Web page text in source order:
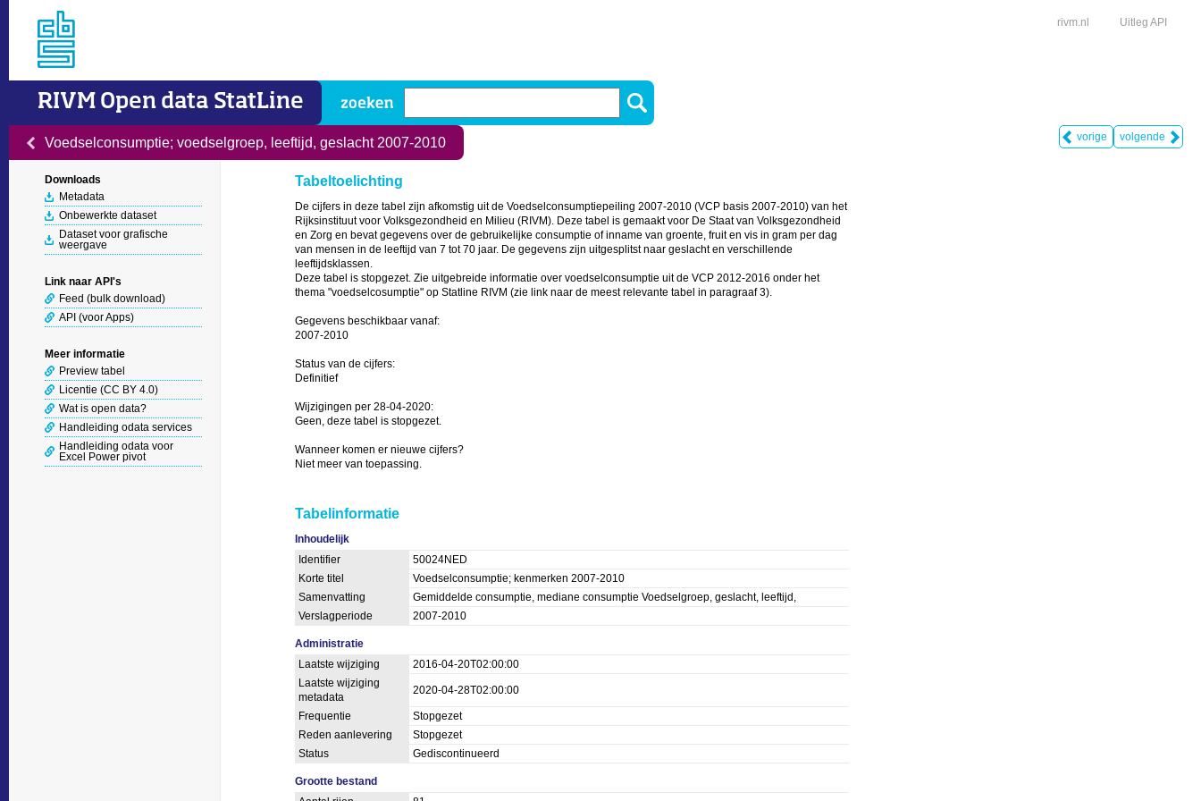
rivm.nl Uitleg API
RIVM Open data StatLine
Voedselconsumptie; voedselgroep, leeftijd, geslacht 2007-2010 vorige volgende
Tabeltoelichting
De cijfers in deze tabel zijn afkomstig uit de Voedselconsumptiepeiling 2007-2010 (VCP basis 2007-2010) van het
Rijksinstituut voor Volksgezondheid en Milieu (RIVM). Deze tabel is gemaakt voor De Staat van Volksgezondheid
en Zorg en bevat gegevens over de gebruikelijke consumptie of inname van groente, fruit en vis in gram per dag
van mensen in de leeftijd van 7 tot 70 jaar. De gegevens zijn uitgesplitst naar geslacht en verschillende
leeftijdsklassen.
Deze tabel is stopgezet. Zie uitgebreide informatie over voedselconsumptie uit de VCP 2012-2016 onder het
thema "voedselcosumptie" op Statline RIVM (zie link naar de meest relevante tabel in paragraaf 3).
Gegevens beschikbaar vanaf:
2007-2010
Status van de cijfers:
Definitief
Wijzigingen per 28-04-2020:
Geen, deze tabel is stopgezet.
Wanneer komen er nieuwe cijfers?
Niet meer van toepassing.
Tabelinformatie
Inhoudelijk
Identifier
50024NED
Korte titel
Voedselconsumptie; kenmerken 2007-2010
Samenvatting
Gemiddelde consumptie, mediane consumptie Voedselgroep, geslacht, leeftijd,
Verslagperiode
2007-2010
Administratie
Laatste wijziging
2016-04-20T02:00:00
Laatste wijziging
metadata
2020-04-28T02:00:00
Frequentie
Stopgezet
Reden aanlevering
Stopgezet
Status
Gediscontinueerd
Grootte bestand
Downloads
Metadata
Onbewerkte dataset
Dataset voor grafische
weergave
Link naar API's
Feed (bulk download)
API (voor Apps)
Meer informatie
Preview tabel
Licentie (CC BY 4.0)
Wat is open data?
Handleiding odata services
Handleiding odata voor
Excel Power pivot